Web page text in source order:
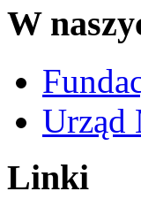
W
Urząd
Linki